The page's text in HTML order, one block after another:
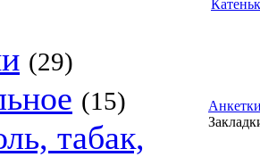
(29)
(15)
табак,